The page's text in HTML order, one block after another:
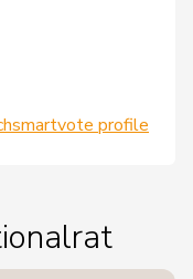
smartvote profile